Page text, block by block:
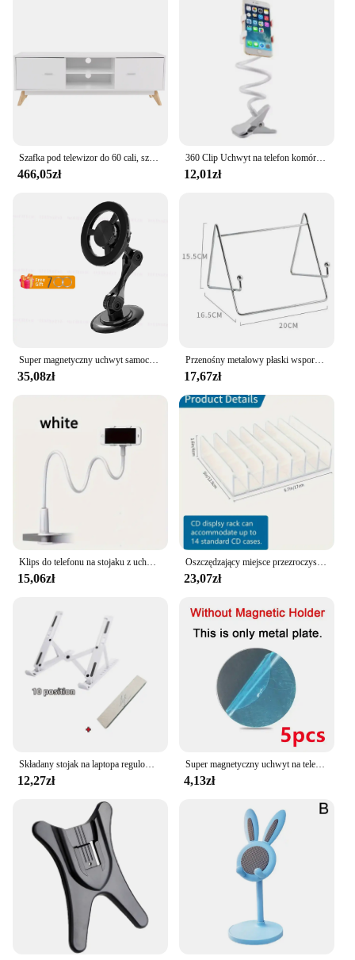
Szafka pod telewizor do 60 cali, szafka pod telewizor z 2 drzwiami, stolik pod telewizor, stojak pod telewizor z drewna, do salonu, sypialni, 140 x 40 x 48 cm
466,05zł
360 Clip Uchwyt na telefon komórkowy Stojak Przenośny Elastyczny Leniwy Łóżko Uchwyt na biurko Smartfony Stojak na biurko Podstawa 70 cm
12,01zł
Super magnetyczny uchwyt samochodowy na telefon Magsafe 720 Obrotowy stojak na telefon komórkowy Magnetyczny uchwyt wentylacyjny do Apple IPhone 15 14 Xiaomi
35,08zł
Przenośny metalowy płaski wspornik Nowy srebrny kreatywny stojak do czytania książek Podpórka na telefon komórkowy Ins Style Podpórka na biurko
17,67zł
Klips do telefonu na stojaku z uchwytem Elastyczne długie ramię Leniwy uchwyt na gęsiej szyi Zacisk do iPhone'a 15 Pro Max Akcesoria Nowość
15,06zł
Oszczędzający miejsce przezroczysty organizer DVD/CD - łatwy w obsłudze stojak do przechowywania rozrywki w biurze domowym, idealny prezent na Boże Narodzenie
23,07zł
Składany stojak na laptopa regulowany przenośny uchwyt na notebooka z podstawką ABS do macbooka Air Pro akcesoria wygodne
12,27zł
Super magnetyczny uchwyt na telefon samochodowy na deskę rozdzielczą uchwyt na telefon komórkowy uchwyt magnetyczny w samochodzie dla iPhone 13 12 Samsung Redmi Xiaomi
4,13zł